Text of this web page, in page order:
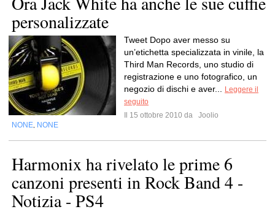
personalizzate
Tweet Dopo aver messo su
un’etichetta specializzata in vinile, la
Third Man Records, uno studio di
registrazione e uno fotografico, un
negozio di dischi e aver...
Leggere il
seguito
Il 15 ottobre 2010 da
Joolio
NONE NONE
Harmonix ha rivelato le prime 6
canzoni presenti in Rock Band 4 -
Notizia - PS4